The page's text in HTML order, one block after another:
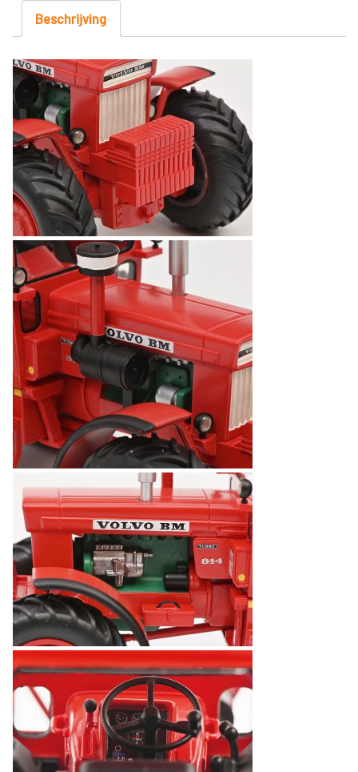
CABINE
ROOD
1:32
SCHUCO
aantal
Beschrijving